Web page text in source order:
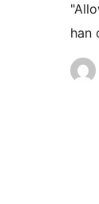
han